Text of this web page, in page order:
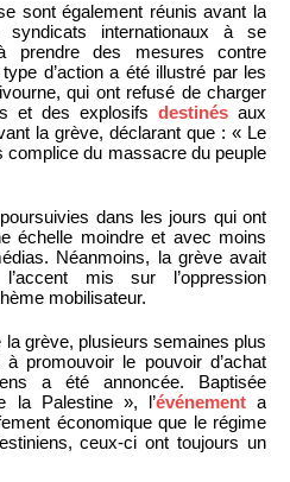
sont également réunis avant la
internationaux à se
prendre des mesures contre
d’action a été illustré par les
qui ont refusé de charger
et des explosifs destinés aux
la grève, déclarant que : « Le
complice du massacre du peuple
dans les jours qui ont
échelle moindre et avec moins
Néanmoins, la grève avait
mis sur l’oppression
mobilisateur.
la grève, plusieurs semaines plus
promouvoir le pouvoir d’achat
a été annoncée. Baptisée
la Palestine », l’événementa
économique que le régime
ceux-ci ont toujours un